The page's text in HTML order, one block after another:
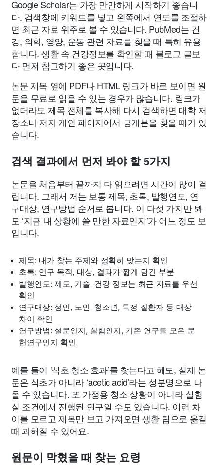
Google Scholar는 가장 만만하게 시작하기 좋습니
다. 검색창에 키워드를 넣고 왼쪽에서 연도를 조절하
면 최근 자료 위주로 볼 수 있습니다. PubMed는 건
강, 의학, 영양, 운동 관련 자료를 찾을 때 특히 유용
합니다. 생활 속 건강정보를 확인할 때 블로그 글보
다 먼저 참고하기 좋은 곳입니다.
논문 제목 옆에 PDF나 HTML 링크가 바로 보이면 원
문을 무료로 읽을 수 있는 경우가 많습니다. 링크가
없더라도 제목 전체를 복사해 다시 검색하면 대학 저
장소나 저자 개인 페이지에서 공개본을 찾을 때가 있
습니다.
검색 결과에서 먼저 봐야 할 5가지
논문을 처음부터 끝까지 다 읽으려면 시간이 많이 걸
립니다. 그래서 저는 보통 제목, 초록, 발행연도, 연
구대상, 연구방법 순서로 봅니다. 이 다섯 가지만 봐
도 ‘지금 내 상황에 쓸 만한 자료인지’가 어느 정도 보
입니다.
제목: 내가 찾는 주제와 정확히 맞는지 확인
초록: 연구 목적, 대상, 결과가 짧게 담긴 부분
발행연도: 제도, 기술, 건강 정보는 최근 자료를 우선
확인
연구대상: 성인, 노인, 청소년, 특정 질환자 등 대상
차이 확인
연구방법: 설문인지, 실험인지, 기존 연구를 모은 문
헌연구인지 확인
예를 들어 ‘식초 청소 효과’를 찾는다고 해도, 실제 논
문은 식초가 아니라 ‘acetic acid’라는 성분명으로 나
올 수 있습니다. 또 가정용 청소 상황이 아니라 실험
실 조건에서 진행된 연구일 수도 있습니다. 이런 차
이를 모르고 제목만 보고 가져오면 생활 팁으로 옮길
때 과해질 수 있어요.
원문이 막혔을 때 찾는 요령